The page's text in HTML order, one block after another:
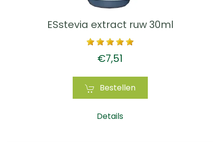
ESstevia extract ruw 30ml
€7,51
Bestellen
Details